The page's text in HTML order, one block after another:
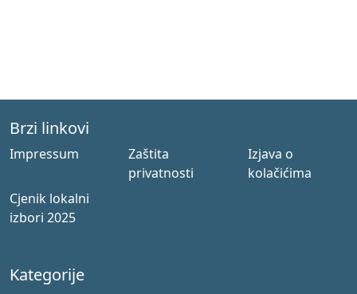
Brzi linkovi
Impressum
Zaštita
privatnosti
Izjava o
kolačićima
Cjenik lokalni
izbori 2025
Kategorije